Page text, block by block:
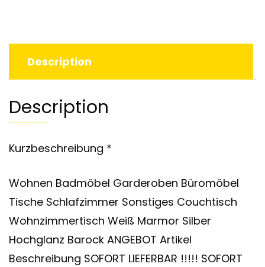
Description
Description
Kurzbeschreibung *
Wohnen Badmöbel Garderoben Büromöbel
Tische Schlafzimmer Sonstiges Couchtisch
Wohnzimmertisch Weiß Marmor Silber
Hochglanz Barock ANGEBOT Artikel
Beschreibung SOFORT LIEFERBAR !!!!! SOFORT